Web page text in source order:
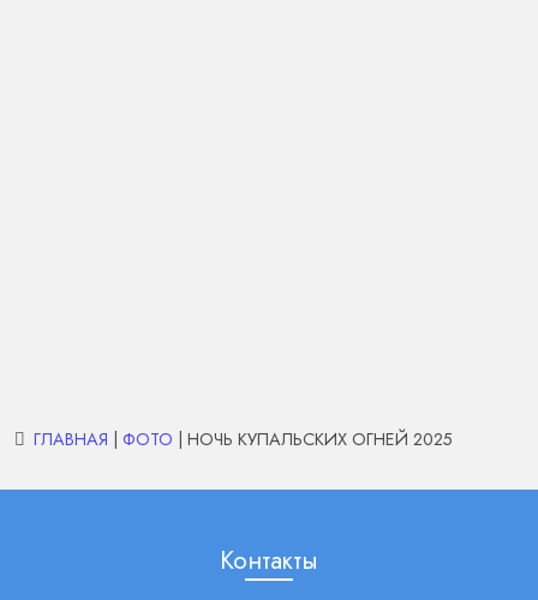
ГЛАВНАЯ | ФОТО | НОЧЬ КУПАЛЬСКИХ ОГНЕЙ 2025
Контакты